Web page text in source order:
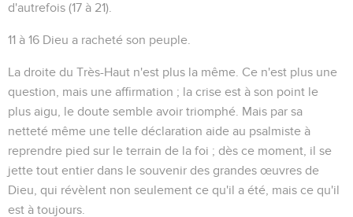
d'autrefois (17 à 21).
11 à 16 Dieu a racheté son peuple.
La droite du Très-Haut n'est plus la même . Ce n'est plus une
question, mais une affirmation ; la crise est à son point le
plus aigu, le doute semble avoir triomphé. Mais par sa
netteté même une telle déclaration aide au psalmiste à
reprendre pied sur le terrain de la foi ; dès ce moment, il se
jette tout entier dans le souvenir des grandes œuvres de
Dieu, qui révèlent non seulement ce qu'il a été, mais ce qu'il
est à toujours.